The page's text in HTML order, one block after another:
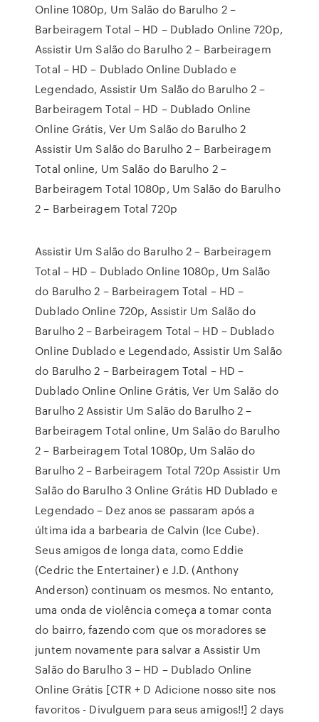
Online 1080p, Um Salão do Barulho 2 –
Barbeiragem Total – HD – Dublado Online 720p,
Assistir Um Salão do Barulho 2 – Barbeiragem
Total – HD – Dublado Online Dublado e
Legendado, Assistir Um Salão do Barulho 2 –
Barbeiragem Total – HD – Dublado Online
Online Grátis, Ver Um Salão do Barulho 2
Assistir Um Salão do Barulho 2 – Barbeiragem
Total online, Um Salão do Barulho 2 –
Barbeiragem Total 1080p, Um Salão do Barulho
2 – Barbeiragem Total 720p
Assistir Um Salão do Barulho 2 – Barbeiragem
Total – HD – Dublado Online 1080p, Um Salão
do Barulho 2 – Barbeiragem Total – HD –
Dublado Online 720p, Assistir Um Salão do
Barulho 2 – Barbeiragem Total – HD – Dublado
Online Dublado e Legendado, Assistir Um Salão
do Barulho 2 – Barbeiragem Total – HD –
Dublado Online Online Grátis, Ver Um Salão do
Barulho 2 Assistir Um Salão do Barulho 2 –
Barbeiragem Total online, Um Salão do Barulho
2 – Barbeiragem Total 1080p, Um Salão do
Barulho 2 – Barbeiragem Total 720p Assistir Um
Salão do Barulho 3 Online Grátis HD Dublado e
Legendado – Dez anos se passaram após a
última ida a barbearia de Calvin (Ice Cube).
Seus amigos de longa data, como Eddie
(Cedric the Entertainer) e J.D. (Anthony
Anderson) continuam os mesmos. No entanto,
uma onda de violência começa a tomar conta
do bairro, fazendo com que os moradores se
juntem novamente para salvar a Assistir Um
Salão do Barulho 3 – HD – Dublado Online
Online Grátis [CTR + D Adicione nosso site nos
favoritos - Divulguem para seus amigos!!] 2 days